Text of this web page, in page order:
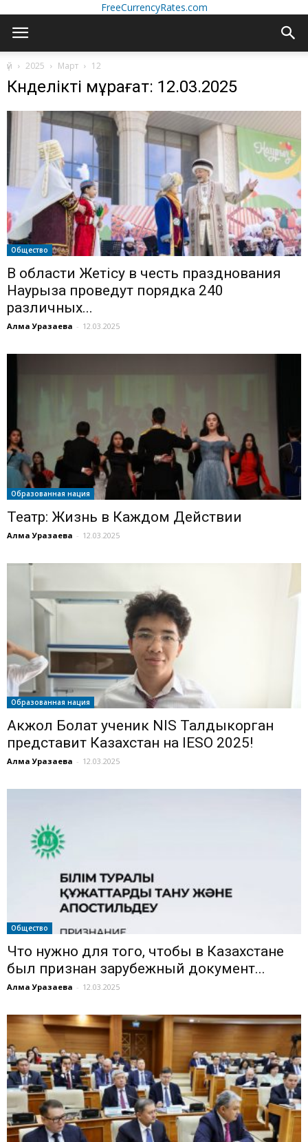
FreeCurrencyRates.com
үй 2025 Март 12
Күнделікті мұрағат: 12.03.2025
Общество
В области Жетісу в честь празднования
Наурыза проведут порядка 240
различных...
Алма Уразаева - 12.03.2025
Образованная нация
Театр: Жизнь в Каждом Действии
Алма Уразаева - 12.03.2025
Образованная нация
Акжол Болат ученик NIS Талдыкорган
представит Казахстан на IESO 2025!
Алма Уразаева - 12.03.2025
Общество
Что нужно для того, чтобы в Казахстане
был признан зарубежный документ...
Алма Уразаева - 12.03.2025